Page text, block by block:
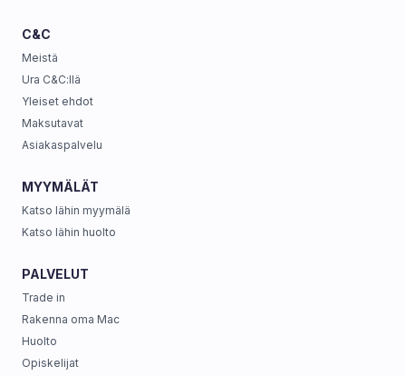
C&C
Meistä
Ura C&C:llä
Yleiset ehdot
Maksutavat
Asiakaspalvelu
MYYMÄLÄT
Katso lähin myymälä
Katso lähin huolto
PALVELUT
Trade in
Rakenna oma Mac
Huolto
Opiskelijat